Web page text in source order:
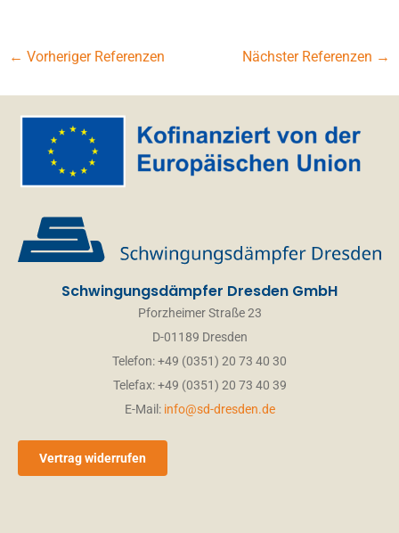
← Vorheriger Referenzen Nächster Referenzen →
Schwingungsdämpfer Dresden GmbH
Pforzheimer Straße 23
D-01189 Dresden
Telefon: +49 (0351) 20 73 40 30
Telefax: +49 (0351) 20 73 40 39
E-Mail: info@sd-dresden.de
Vertrag widerrufen